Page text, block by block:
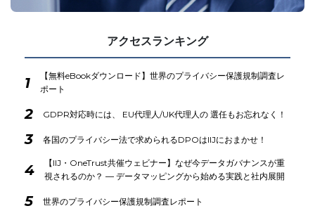
アクセスランキング
1
【無料eBookダウンロード】世界のプライバシー保護規制調査レ
ポート
2 GDPR対応時には、 EU代理人/UK代理人の 選任もお忘れなく！
3 各国のプライバシー法で求められるDPOはIIJにおまかせ！
4
【IIJ・OneTrust共催ウェビナー】なぜ今データガバナンスが重
視されるのか？ ― データマッピングから始める実践と社内展開
5 世界のプライバシー保護規制調査レポート